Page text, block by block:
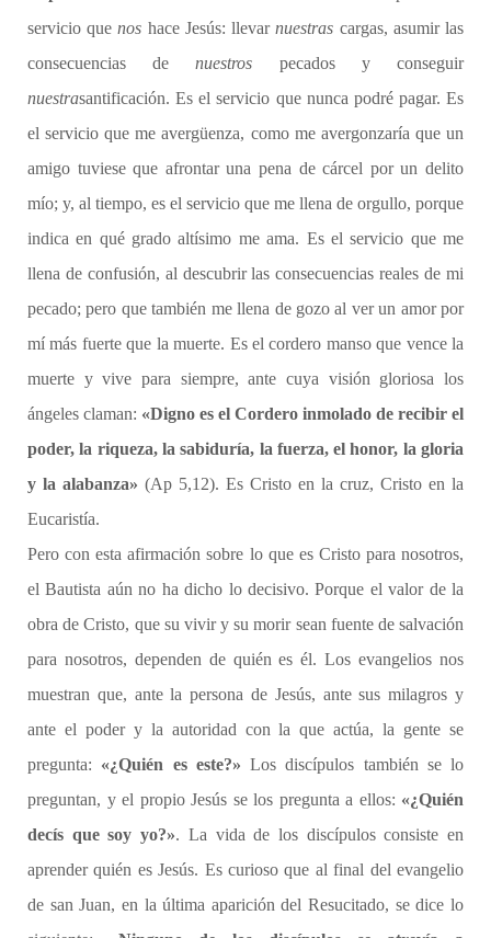
servicio quenos hace Jesús: llevarnuestras cargas, asumir las
consecuencias denuestros pecados y conseguir
nuestrasantificación. Es el servicio que nunca podré pagar. Es
el servicio que me avergüenza, como me avergonzaría que un
amigo tuviese que afrontar una pena de cárcel por un delito
mío; y, al tiempo, es el servicio que me llena de orgullo, porque
indica en qué grado altísimo me ama. Es el servicio que me
llena de confusión, al descubrir las consecuencias reales de mi
pecado; pero que también me llena de gozo al ver un amor por
mí más fuerte que la muerte. Es el cordero manso que vence la
muerte y vive para siempre, ante cuya visión gloriosa los
ángeles claman: «Digno es el Cordero inmolado de recibir el
poder, la riqueza, la sabiduría, la fuerza, el honor, la gloria
y la alabanza» (Ap 5,12). Es Cristo en la cruz, Cristo en la
Eucaristía.
Pero con esta afirmación sobre lo que es Cristo para nosotros,
el Bautista aún no ha dicho lo decisivo. Porque el valor de la
obra de Cristo, que su vivir y su morir sean fuente de salvación
para nosotros, dependen de quién es él. Los evangelios nos
muestran que, ante la persona de Jesús, ante sus milagros y
ante el poder y la autoridad con la que actúa, la gente se
pregunta: «¿Quién es este?» Los discípulos también se lo
preguntan, y el propio Jesús se los pregunta a ellos: «¿Quién
decís que soy yo?». La vida de los discípulos consiste en
aprender quién es Jesús. Es curioso que al final del evangelio
de san Juan, en la última aparición del Resucitado, se dice lo